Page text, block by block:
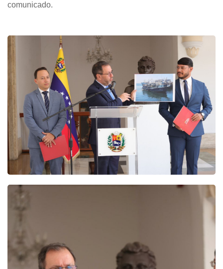
comunicado.